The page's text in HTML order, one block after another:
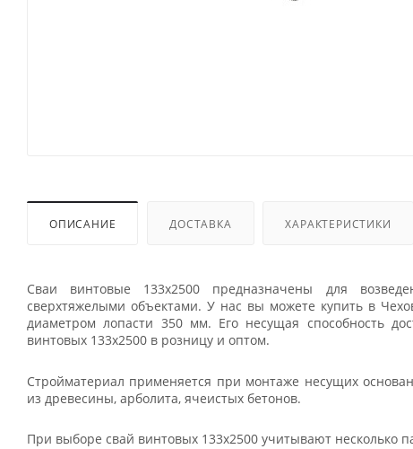
ОПИСАНИЕ ДОСТАВКА ХАРАКТЕРИСТИКИ
Сваи винтовые 133x2500 предназначены для
сверхтяжелыми объектами. У нас вы можете купить в
диаметром лопасти 350 мм. Его несущая способность
винтовых 133x2500 в розницу и оптом.
Стройматериал применяется при монтаже несущих
из древесины, арболита, ячеистых бетонов.
При выборе свай винтовых 133x2500 учитывают несколько